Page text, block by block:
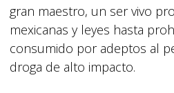
gran maestro, un ser vivo
mexicanas y leyes hasta
consumido por adeptos al
droga de alto impacto.